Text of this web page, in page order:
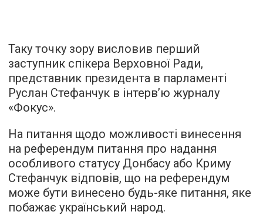
Таку точку зору висловив перший
заступник спікера Верховної Ради,
представник президента в парламенті
Руслан Стефанчук в інтерв’ю журналу
«Фокус».
На питання щодо можливості винесення
на референдум питання про надання
особливого статусу Донбасу або Криму
Стефанчук відповів, що на референдум
може бути винесено будь-яке питання, яке
побажає український народ.